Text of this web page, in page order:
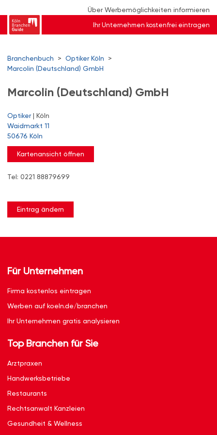
Über Werbemöglichkeiten informieren
Ihr Unternehmen kostenfrei eintragen
Branchenbuch > Optiker Köln
>
Marcolin (Deutschland) GmbH
Marcolin (Deutschland) GmbH
Optiker| Köln
Waidmarkt 11
50676 Köln
Kartenansicht öffnen
Tel: 0221 88879699
Eintrag ändern
Für Unternehmen
Firma kostenlos eintragen
Werben auf koeln.de/branchen
Ihr Unternehmen gratis analysieren
Top Branchen für Sie
Arztpraxen
Handwerksbetriebe
Restaurants
Rechtsanwalt Kanzleien
Gesundheit & Wellness